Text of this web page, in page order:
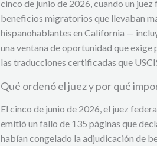
cinco de junio de 2026, cuando un
beneficios migratorios que llevaban
hispanohablantes en California —
una ventana de oportunidad que
las traducciones certificadas que
Qué ordenó el juez y por qué
El cinco de junio de 2026, el juez
emitió un fallo de 135 páginas que
habían congelado la adjudicación de